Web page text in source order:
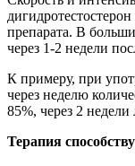
препарата. В
через 1-2 недели
К примеру, при
через неделю
85%, через 2
Терапия